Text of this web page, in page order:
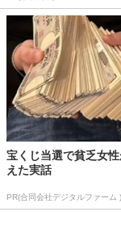
宝くじ当選で貧乏女
えた実話
PR(合同会社デジタルファーム )